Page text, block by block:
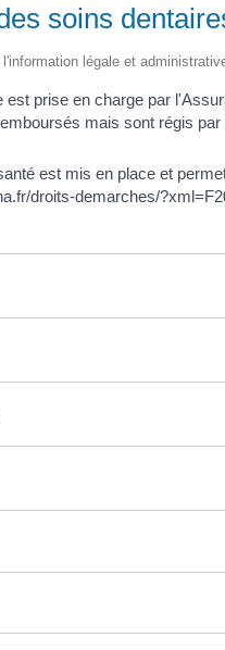
soins
légale et
est prise en charge par
mais sont régis
est mis en place et
droits-demarches/